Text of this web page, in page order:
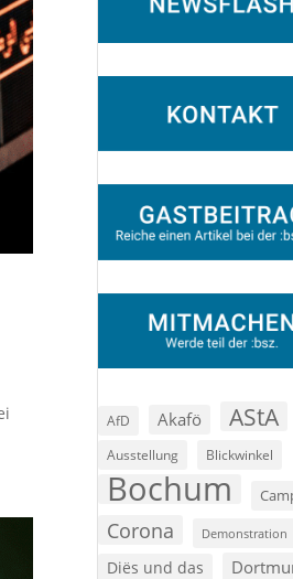
AfD Akafö AStA
Ausstellung Blickwinkel
Bochum
Corona Demonstration
Diës und das